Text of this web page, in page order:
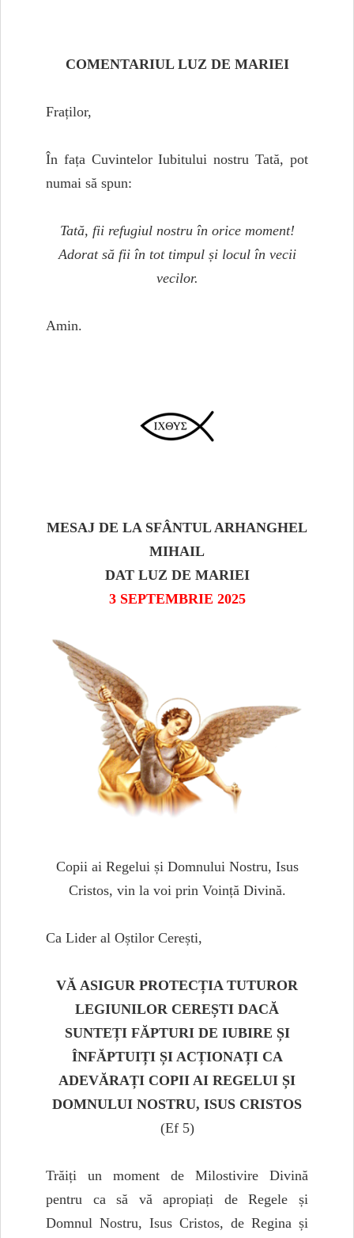
COMENTARIUL LUZ DE MARIEI
Fraților,
În fața Cuvintelor Iubitului nostru Tată, pot
numai să spun:
Tată, fii refugiul nostru în orice moment!
Adorat să fii în tot timpul și locul în vecii
vecilor.
Amin.
MESAJ DE LA SFÂNTUL ARHANGHEL
MIHAIL
DAT LUZ DE MARIEI
3 SEPTEMBRIE 2025
Copii ai Regelui și Domnului Nostru, Isus
Cristos, vin la voi prin Voință Divină.
Ca Lider al Oștilor Cerești,
VĂ ASIGUR PROTECȚIA TUTUROR
LEGIUNILOR CEREȘTI DACĂ
SUNTEȚI FĂPTURI DE IUBIRE ȘI
ÎNFĂPTUIȚI ȘI ACȚIONAȚI CA
ADEVĂRAȚI COPII AI REGELUI ȘI
DOMNULUI NOSTRU, ISUS CRISTOS
(Ef 5)
Trăiți un moment de Milostivire Divină
pentru ca să vă apropiați de Regele și
Domnul Nostru, Isus Cristos, de Regina și